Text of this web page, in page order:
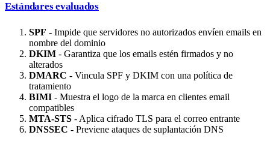
Estándares evaluados
SPF - Impide que servidores no autorizados envíen emails en
nombre del dominio
DKIM - Garantiza que los emails estén firmados y no
alterados
DMARC - Vincula SPF y DKIM con una política de
tratamiento
BIMI - Muestra el logo de la marca en clientes email
compatibles
MTA-STS - Aplica cifrado TLS para el correo entrante
DNSSEC - Previene ataques de suplantación DNS